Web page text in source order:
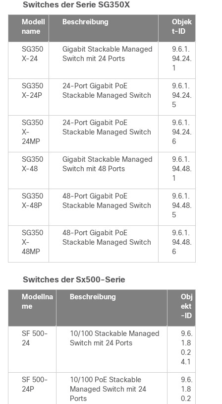
Switches der Serie SG350X
Modell
name
Beschreibung
Objek
t-ID
SG350
X-24
Gigabit Stackable Managed
Switch mit 24 Ports
9.6.1.
94.24.
1
SG350
X-24P
24-Port Gigabit PoE
Stackable Managed Switch
9.6.1.
94.24.
5
SG350
X-
24MP
24-Port Gigabit PoE
Stackable Managed Switch
9.6.1.
94.24.
6
SG350
X-48
Gigabit Stackable Managed
Switch mit 48 Ports
9.6.1.
94.48.
1
SG350
X-48P
48-Port Gigabit PoE
Stackable Managed Switch
9.6.1.
94.48.
5
SG350
X-
48MP
48-Port Gigabit PoE
Stackable Managed Switch
9.6.1.
94.48.
6
Switches der Sx500-Serie
Modellna
me
Beschreibung
Obj
ekt
-ID
SF 500-
24
10/100 Stackable Managed
Switch mit 24 Ports
9.6.
1.8
0.2
4.1
SF 500-
24P
10/100 PoE Stackable
Managed Switch mit 24
Ports
9.6.
1.8
0.2